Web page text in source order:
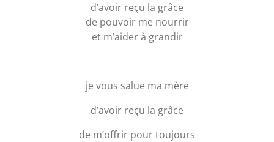
d’avoir reçu la grâce
de pouvoir me nourrir
et m’aider à grandir
je vous salue ma mère
d’avoir reçu la grâce
de m’offrir pour toujours